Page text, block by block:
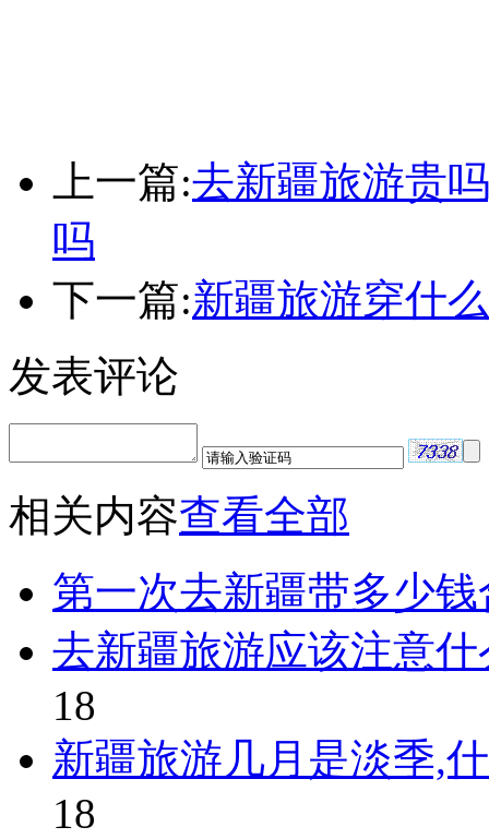
上一篇:去新疆旅游贵
吗
下一篇:新疆旅游穿什
发表评论
相关内容查看全部
第一次去新疆带多少钱
去新疆旅游应该注意
18
新疆旅游几月是淡季,
18